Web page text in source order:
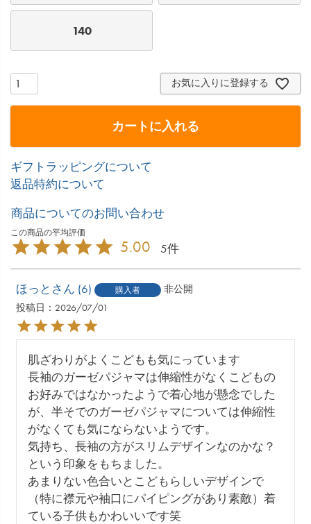
140
お気に入りに登録する
カートに入れる
ギフトラッピングについて
返品特約について
商品についてのお問い合わせ
5.00 5
ほっと 6 購入者
非公開
投稿日
2026/07/01
肌ざわりがよくこどもも気にっています
長袖のガーゼパジャマは伸縮性がなくこどもの
お好みではなかったようで着心地が懸念でした
が、半そでのガーゼパジャマについては伸縮性
がなくても気にならないようです。
気持ち、長袖の方がスリムデザインなのかな？
という印象をもちました。
あまりない色合いとこどもらしいデザインで
（特に襟元や袖口にパイピングがあり素敵）着
ている子供もかわいいです笑